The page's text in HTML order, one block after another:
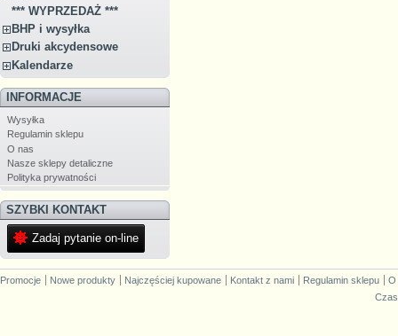
*** WYPRZEDAŻ ***
BHP i wysyłka
Druki akcydensowe
Kalendarze
INFORMACJE
Wysyłka
Regulamin sklepu
O nas
Nasze sklepy detaliczne
Polityka prywatności
SZYBKI KONTAKT
Zadaj pytanie on-line
Promocje Nowe produkty Najczęściej kupowane Kontakt z nami Regulamin sklepu
O